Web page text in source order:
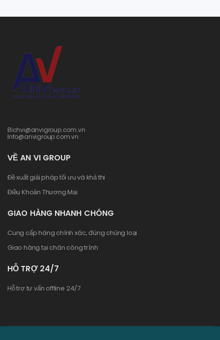
Bichvi@anvigroup.com.vn
Info@anvigroup.com.vn
VỀ AN VI GROUP
Đề xuất giải pháp tối ưu và khả thi
Điều Khoản Thương Mại
GIAO HÀNG NHANH CHÓNG
Cung cấp hàng chính xác, đúng chủng loại
Giao hàng tại chân công trình
HỖ TRỢ 24/7
Hỗ trợ tư vấn offline 24/7